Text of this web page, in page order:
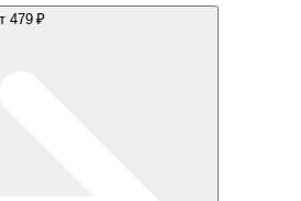
479 ₽